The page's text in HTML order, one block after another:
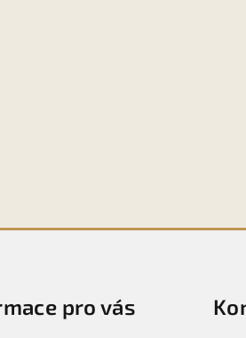
pro vás